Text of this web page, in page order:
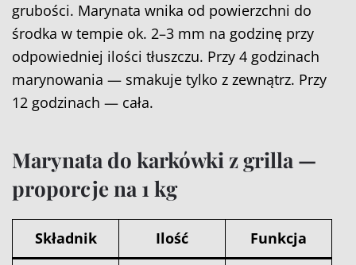
grubości. Marynata wnika od powierzchni do
środka w tempie ok. 2–3 mm na godzinę przy
odpowiedniej ilości tłuszczu. Przy 4 godzinach
marynowania — smakuje tylko z zewnątrz. Przy
12 godzinach — cała.
Marynata do karkówki z grilla —
proporcje na 1 kg
Składnik Ilość Funkcja